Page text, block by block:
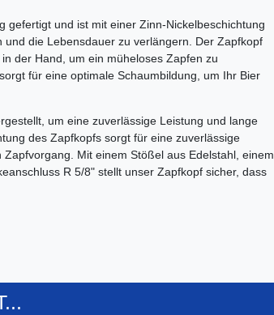
gefertigt und ist mit einer Zinn-Nickelbeschichtung
die Lebensdauer zu verlängern. Der Zapfkopf
der Hand, um ein müheloses Zapfen zu
für eine optimale Schaumbildung, um Ihr Bier
um eine zuverlässige Leistung und lange
des Zapfkopfs sorgt für eine zuverlässige
Mit einem Stößel aus Edelstahl, einem
R 5/8" stellt unser Zapfkopf sicher, dass